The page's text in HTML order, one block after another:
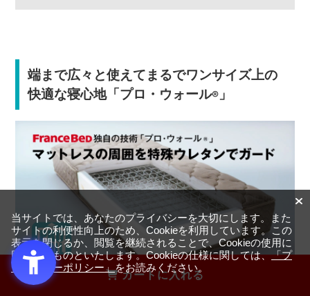
カートに入れる
端まで広々と使えてまるでワンサイズ上の
快適な寝心地「プロ・ウォール®」
当サイトでは、あなたのプライバシーを大切にします。また
サイトの利便性向上のため、Cookieを利用しています。この
表示を閉じるか、閲覧を継続されることで、Cookieの使用に
同意するものといたします。Cookieの仕様に関しては、「プ
ライバシーポリシー」をお読みください。